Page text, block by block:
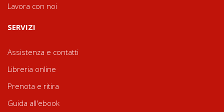
Lavora con noi
SERVIZI
Assistenza e contatti
Libreria online
Prenota e ritira
Guida all'ebook